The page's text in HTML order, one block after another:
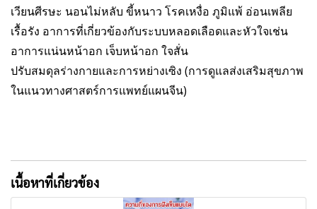
เวียนศีรษะ นอนไม่หลับ ขี้หนาว โรคเหงื่อ ภูมิแพ้ อ่อนเพลีย
เรื้อรัง อาการที่เกี่ยวข้องกับระบบหลอดเลือดและหัวใจเช่น
อาการแน่นหน้าอก เจ็บหน้าอก ใจสั่น
ปรับสมดุลร่างกายและการหย่างเซิง (การดูแลส่งเสริมสุขภาพ
ในแนวทางศาสตร์การแพทย์แผนจีน)
เนื้อหาที่เกี่ยวข้อง